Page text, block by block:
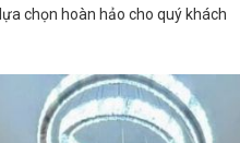
chọn hoàn hảo cho quý khách